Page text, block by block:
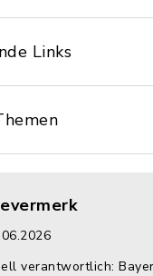
Links
verantwortlich: